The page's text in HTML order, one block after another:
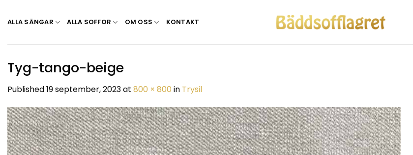
ALLA SÄNGAR ALLA SOFFOR OM OSS KONTAKT
Tyg-tango-beige
Published19 september, 2023at 800 × 800 in Trysil